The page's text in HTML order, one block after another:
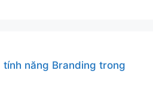
năng Branding trong